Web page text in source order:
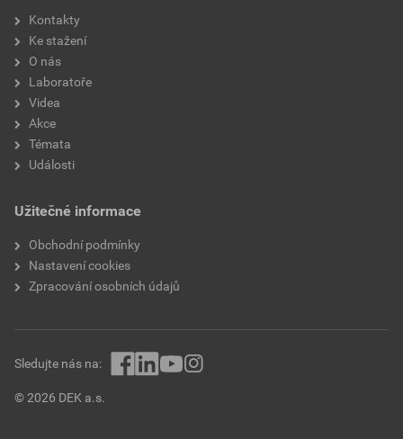
Kontakty
Ke stažení
O nás
Laboratoře
Videa
Akce
Témata
Události
Užitečné informace
Obchodní podmínky
Nastavení cookies
Zpracování osobních údajů
© 2026 DEK a.s.
Sledujte nás na: